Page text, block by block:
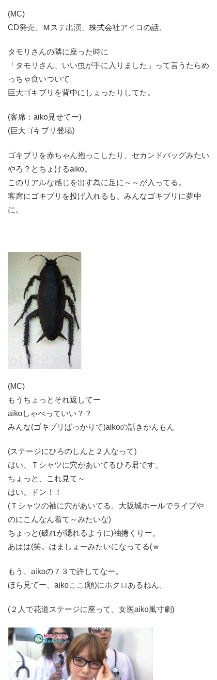
(MC)
CD発売、Ｍステ出演、株式会社アイコの話。
タモリさんの隣に座った時に
「タモリさん、いい虫が手に入りました」って言うたらめ
っちゃ食いついて
巨大ゴキブリを背中にしょったりしてた。
(客席：aiko見せてー)
(巨大ゴキブリ登場)
ゴキブリを赤ちゃん抱っこしたり、セカンドバッグみたい
やろ？とちょけるaiko。
このリアルな感じを出す為に足に～～が入ってる。
客席にゴキブリを投げ入れるも、みんなゴキブリに夢中
に。
(MC)
もうちょっとそれ返してー
aikoしゃべっていい？？
みんな(ゴキブリばっかりで)aikoの話きかんもん
(ステージにひろのしんと２人なって)
はい、Ｔシャツに穴があいてるひろ君です。
ちょっと、これ見て～
はい、ドン！！
(Ｔシャツの袖に穴があいてる。大阪城ホールでライブや
のにこんなん着て～みたいな)
ちょっと(破れが隠れるように)袖捲くりー。
あはは(笑。はましょーみたいになってる(ｗ
もう、aikoの７３で許してなー。
ほら見てー、aikoここ(額)にホクロあるねん。
(２人で花道ステージに座って。女医aiko風寸劇)